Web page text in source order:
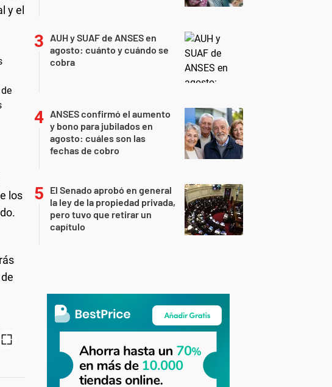
y el
los
AUH y SUAF de ANSES en
agosto: cuánto y cuándo se
cobra
ANSES confirmó el aumento
y bono para jubilados en
agosto: cuáles son las
fechas de cobro
El Senado aprobó en general
la ley de la propiedad privada,
pero tuvo que retirar un
capítulo